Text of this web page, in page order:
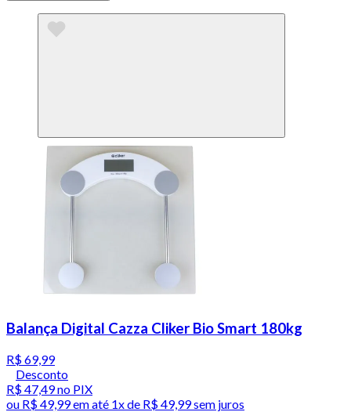
Balança Digital Cazza Cliker Bio Smart 180kg
R$ 69,99
Desconto
R$ 47,49no PIX
ou R$ 49,99em até 1x de R$ 49,99sem juros